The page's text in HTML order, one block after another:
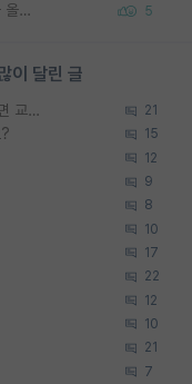
정보보안 연구하는 입장에선 식별가능한 사진을 올리는건 비추이긴함 5
이 달린 글
SSH 박사과정을 그만두고 지방대 박사로 옮기면 교수의 꿈은 끝일까요? 21
15
12
9
8
10
17
22
12
10
21
7